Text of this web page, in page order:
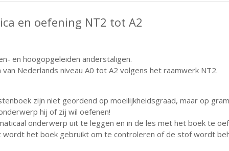
en oefening NT2 tot A2
en hoogopgeleiden anderstaligen.
Nederlands niveau A0 tot A2 volgens het raamwerk NT2.
zijn niet geordend op moeilijkheidsgraad, maar op
hij of zij wil oefenen!
onderwerp uit te leggen en in de les met het boek te
wordt het boek gebruikt om te controleren of de stof wordt